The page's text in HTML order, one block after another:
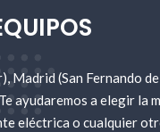
Madrid (San Fernando
ayudaremos a elegir la
eléctrica o cualquier